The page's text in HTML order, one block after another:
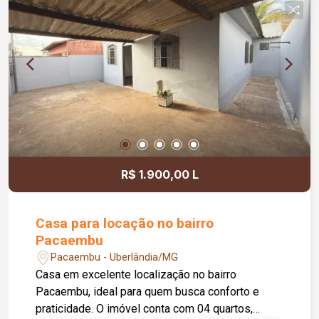
R$ 1.900,00 L
Casa para locação no bairro
Pacaembu
Pacaembu - Uberlândia/MG
Casa em excelente localização no bairro
Pacaembu, ideal para quem busca conforto e
praticidade. O imóvel conta com 04 quartos,